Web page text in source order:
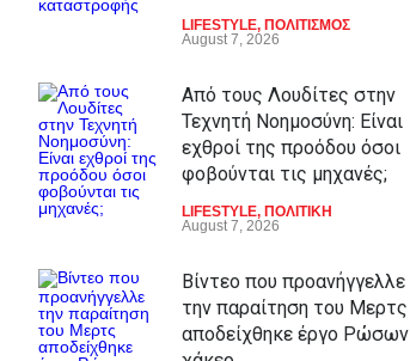
LIFESTYLE, ΠΟΛΙΤΙΣΜΟΣ
August 7, 2026
Από τους Λουδίτες στην
Τεχνητή Νοημοσύνη: Είναι
εχθροί της προόδου όσοι
φοβούνται τις μηχανές;
LIFESTYLE, ΠΟΛΙΤΙΚΗ
August 7, 2026
Βίντεο που προανήγγελλε
την παραίτηση του Μερτς
αποδείχθηκε έργο Ρώσων